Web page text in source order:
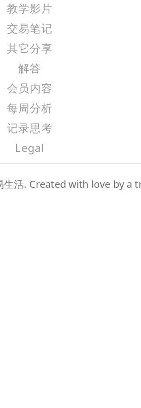
教学影片
交易笔记
其它分享
解答
会员内容
每周分析
记录思考
Legal
活. Created with love by a